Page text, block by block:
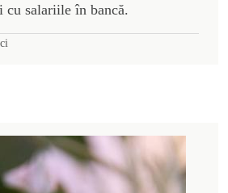
cu salariile în bancă.